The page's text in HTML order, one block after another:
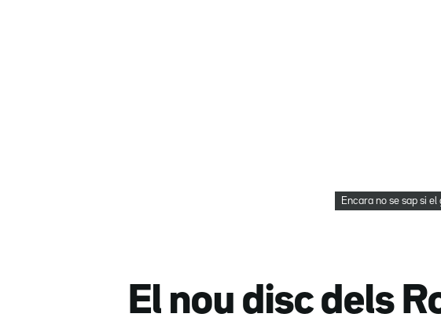
Encara no se sap si
El nou disc dels